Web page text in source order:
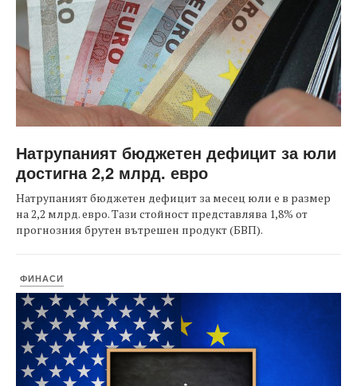
Натрупаният бюджетен дефицит за юли
достигна 2,2 млрд. евро
Натрупаният бюджетен дефицит за месец юли е в размер
на 2,2 млрд. евро. Тази стойност представлява 1,8% от
прогнозния брутен вътрешен продукт (БВП).
ФИНАСИ